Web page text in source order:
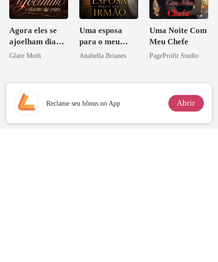
Agora eles se
ajoelham diante
de mim
Glare Moth
Uma esposa
para o meu
irmão
Anabella Brianes
Uma Noite Com
Meu Chefe
PageProfit Studio
Reclame seu bônus no App Abrir